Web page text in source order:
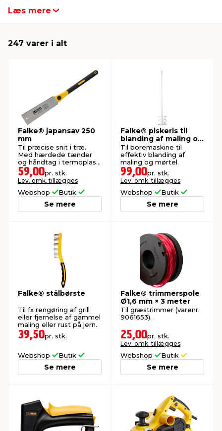
& ukrudt
& standere
& syltning
Med Falke værktøj bliver det lettere at komme
Læs mere
247 varer i alt
Falke® japansav 250
mm
Til præcise snit i træ.
Med hærdede tænder
og håndtag i termoplast
og gummi.
59,00pr. stk.
Lev. omk. tillægges
Webshop Butik
Se mere
Falke® piskeris til
blanding af maling og
mørtel
Til boremaskine til
effektiv blanding af
maling og mørtel.
99,00pr. stk.
Lev. omk. tillægges
Webshop Butik
Se mere
Falke® stålbørste
Til fx rengøring af grill
eller fjernelse af gammel
maling eller rust på jern.
39,50pr. stk.
Webshop Butik
Se mere
Falke® trimmerspole
Ø1,6 mm × 3 meter
Til græstrimmer (varenr.
9061653).
25,00pr. stk.
Lev. omk. tillægges
Webshop Butik
Se mere